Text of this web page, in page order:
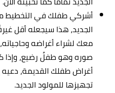
أشركي طفلك في التخطيط
الجديد، هذا سيجعله أقل
معك لشراء أغراضه
صوره وهو طفلٌ رضيع،
أغراض طفلك القديمة، دعيه
تجهيزها للمولود الجديد.